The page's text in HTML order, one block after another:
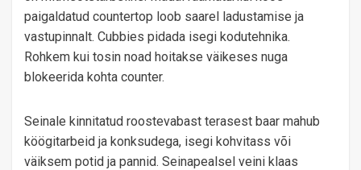
paigaldatud countertop loob saarel ladustamise ja
vastupinnalt. Cubbies pidada isegi kodutehnika.
Rohkem kui tosin noad hoitakse väikeses nuga
blokeerida kohta counter.
Seinale kinnitatud roostevabast terasest baar mahub
köögitarbeid ja konksudega, isegi kohvitass või
väiksem potid ja pannid. Seinapealsel veini klaas